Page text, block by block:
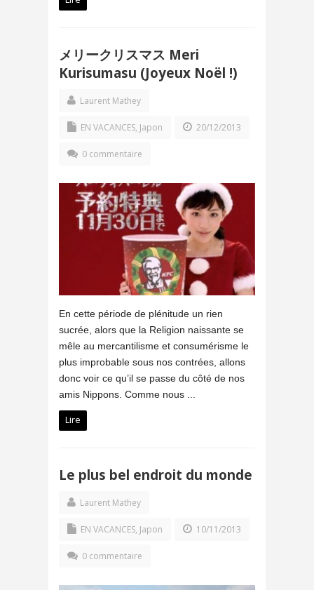
メリークリスマス Meri
Kurisumasu (Joyeux Noël !)
Laurent Mathey
EN VACANCES, Japon 20/12/2013
0 commentaire
En cette période de plénitude un rien
sucrée, alors que la Religion naissante se
mêle au mercantilisme et consumérisme le
plus improbable sous nos contrées, allons
donc voir ce qu’il se passe du côté de nos
amis Nippons. Comme nous ...
Lire
Le plus bel endroit du monde
Laurent Mathey
EN VACANCES, Japon 10/11/2013
0 commentaire